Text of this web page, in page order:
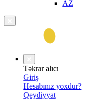
AZ
Təkrar alıcı
Giriş
Hesabınız yoxdur?
Qeydiyyat